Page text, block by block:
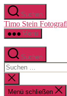
Zum
Inhalt
springen
Suchen
Timo Stein
Menü
Suchen
Suchen
nach:
Suche
schließen
Menü schließen